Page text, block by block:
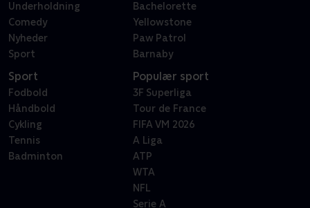
Underholdning
Comedy
Nyheder
Sport
Bachelorette
Yellowstone
Paw Patrol
Barnaby
Sport
Fodbold
Håndbold
Cykling
Tennis
Badminton
Populær sport
3F Superliga
Tour de France
FIFA VM 2026
A Liga
ATP
WTA
NFL
Serie A